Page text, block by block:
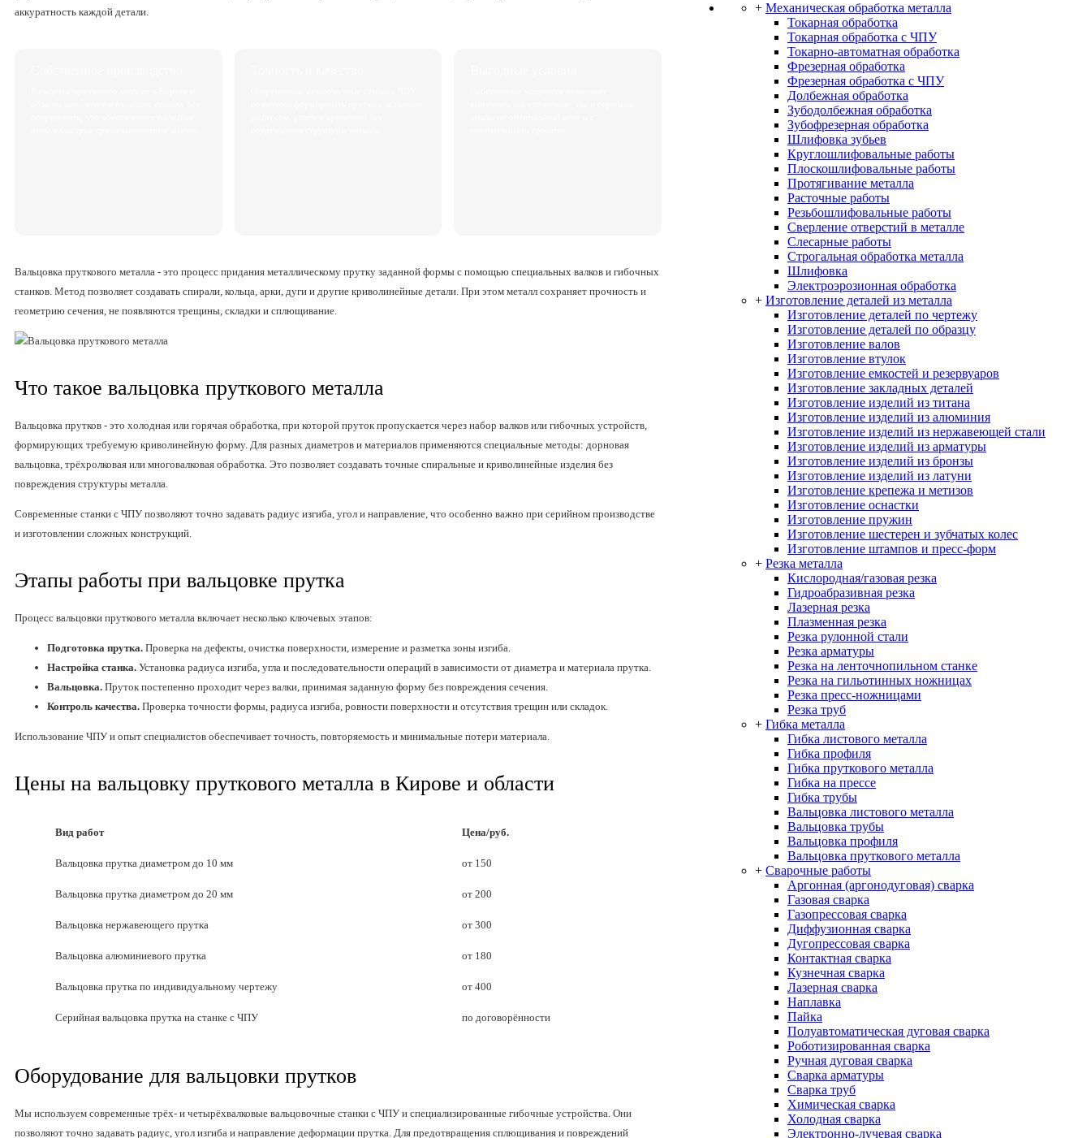
аккуратность каждой детали.
Вальцовка пруткового металла - это процесс придания металлическому прутку заданной формы с помощью специальных валков и гибочных
станков. Метод позволяет создавать спирали, кольца, арки, дуги и другие криволинейные детали. При этом металл сохраняет прочность и
геометрию сечения, не появляются трещины, складки и сплющивание.
Что такое вальцовка пруткового металла
Вальцовка прутков - это холодная или горячая обработка, при которой пруток пропускается через набор валков или гибочных устройств,
формирующих требуемую криволинейную форму. Для разных диаметров и материалов применяются специальные методы: дорновая
вальцовка, трёхролковая или многовалковая обработка. Это позволяет создавать точные спиральные и криволинейные изделия без
повреждения структуры металла.
Современные станки с ЧПУ позволяют точно задавать радиус изгиба, угол и направление, что особенно важно при серийном производстве
и изготовлении сложных конструкций.
Этапы работы при вальцовке прутка
Процесс вальцовки пруткового металла включает несколько ключевых этапов:
Подготовка прутка. Проверка на дефекты, очистка поверхности, измерение и разметка зоны изгиба.
Настройка станка. Установка радиуса изгиба, угла и последовательности операций в зависимости от диаметра и материала прутка.
Вальцовка. Пруток постепенно проходит через валки, принимая заданную форму без повреждения сечения.
Контроль качества. Проверка точности формы, радиуса изгиба, ровности поверхности и отсутствия трещин или складок.
Использование ЧПУ и опыт специалистов обеспечивает точность, повторяемость и минимальные потери материала.
Цены на вальцовку пруткового металла в Кирове и области
Вид работ Цена/руб.
Вальцовка прутка диаметром до 10 мм от 150
Вальцовка прутка диаметром до 20 мм от 200
Вальцовка нержавеющего прутка от 300
Вальцовка алюминиевого прутка от 180
Вальцовка прутка по индивидуальному чертежу от 400
Серийная вальцовка прутка на станке с ЧПУ по договорённости
Оборудование для вальцовки прутков
Мы используем современные трёх- и четырёхвалковые вальцовочные станки с ЧПУ и специализированные гибочные устройства. Они
позволяют точно задавать радиус, угол изгиба и направление деформации прутка. Для предотвращения сплющивания и повреждений
+ Механическая обработка металла
Токарная обработка
Токарная обработка с ЧПУ
Токарно-автоматная обработка
Фрезерная обработка
Фрезерная обработка c ЧПУ
Долбежная обработка
Зубодолбежная обработка
Зубофрезерная обработка
Шлифовка зубьев
Круглошлифовальные работы
Плоскошлифовальные работы
Протягивание металла
Расточные работы
Резьбошлифовальные работы
Сверление отверстий в металле
Слесарные работы
Строгальная обработка металла
Шлифовка
Электроэрозионная обработка
+ Изготовление деталей из металла
Изготовление деталей по чертежу
Изготовление деталей по образцу
Изготовление валов
Изготовление втулок
Изготовление емкостей и резервуаров
Изготовление закладных деталей
Изготовление изделий из титана
Изготовление изделий из алюминия
Изготовление изделий из нержавеющей стали
Изготовление изделий из арматуры
Изготовление изделий из бронзы
Изготовление изделий из латуни
Изготовление крепежа и метизов
Изготовление оснастки
Изготовление пружин
Изготовление шестерен и зубчатых колес
Изготовление штампов и пресс-форм
+ Резка металла
Кислородная/газовая резка
Гидроабразивная резка
Лазерная резка
Плазменная резка
Резка рулонной стали
Резка арматуры
Резка на ленточнопильном станке
Резка на гильотинных ножницах
Резка пресс-ножницами
Резка труб
+ Гибка металла
Гибка листового металла
Гибка профиля
Гибка пруткового металла
Гибка на прессе
Гибка трубы
Вальцовка листового металла
Вальцовка трубы
Вальцовка профиля
Вальцовка пруткового металла
+ Сварочные работы
Аргонная (аргонодуговая) сварка
Газовая сварка
Газопрессовая сварка
Диффузионная сварка
Дугопрессовая сварка
Контактная сварка
Кузнечная сварка
Лазерная сварка
Наплавка
Пайка
Полуавтоматическая дуговая сварка
Роботизированная сварка
Ручная дуговая сварка
Сварка арматуры
Сварка труб
Химическая сварка
Холодная сварка
Электронно-лучевая сварка